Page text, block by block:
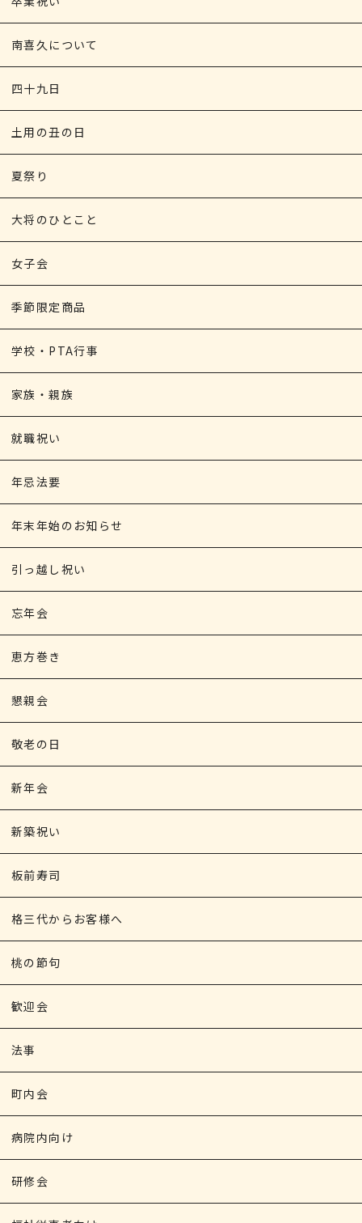
南喜久について
四十九日
土用の丑の日
夏祭り
大将のひとこと
女子会
季節限定商品
学校・PTA行事
家族・親族
就職祝い
年忌法要
年末年始のお知らせ
引っ越し祝い
忘年会
恵方巻き
懇親会
敬老の日
新年会
新築祝い
板前寿司
格三代からお客様へ
桃の節句
歓迎会
法事
町内会
病院内向け
研修会